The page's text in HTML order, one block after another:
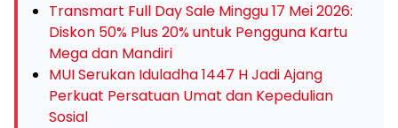
Transmart Full Day Sale Minggu 17 Mei 2026:
Diskon 50% Plus 20% untuk Pengguna Kartu
Mega dan Mandiri
MUI Serukan Iduladha 1447 H Jadi Ajang
Perkuat Persatuan Umat dan Kepedulian
Sosial